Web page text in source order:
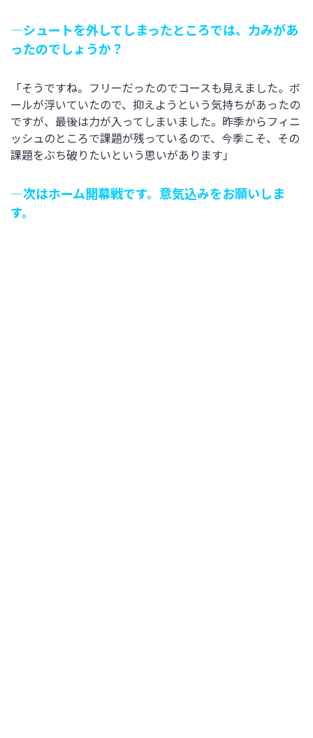
―シュートを外してしまったところでは、力みがあ
ったのでしょうか？
「そうですね。フリーだったのでコースも見えました。ボ
ールが浮いていたので、抑えようという気持ちがあったの
ですが、最後は力が入ってしまいました。昨季からフィニ
ッシュのところで課題が残っているので、今季こそ、その
課題をぶち破りたいという思いがあります」
―次はホーム開幕戦です。意気込みをお願いしま
す。